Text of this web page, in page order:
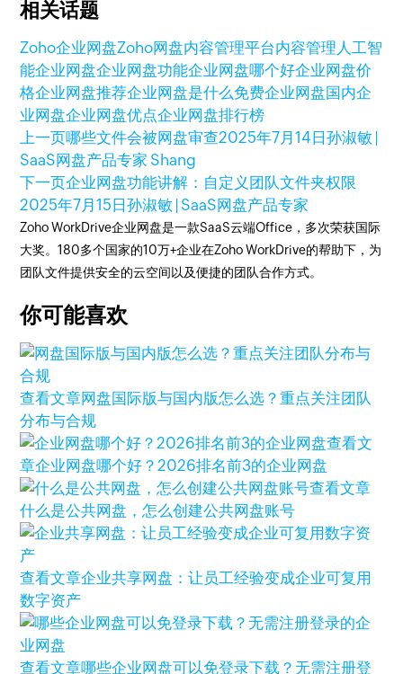
相关话题
Zoho企业网盘Zoho网盘内容管理平台内容管理 人工智
能企业网盘企业网盘功能企业网盘哪个好企业网盘价
格企业网盘推荐企业网盘是什么免费企业网盘国内企
业网盘企业网盘优点企业网盘排行榜
上一页哪些文件会被网盘审查2025年7月14日孙淑敏 |
SaaS网盘产品专家 Shang
下一页企业网盘功能讲解：自定义团队文件夹权限
2025年7月15日孙淑敏 | SaaS网盘产品专家
Zoho WorkDrive企业网盘是一款SaaS云端Office，多次荣获国际
大奖。180多个国家的10万+企业在Zoho WorkDrive的帮助下，为
团队文件提供安全的云空间以及便捷的团队合作方式。
你可能喜欢
查看文章网盘国际版与国内版怎么选？重点关注团队
分布与合规
查看文
章企业网盘哪个好？2026排名前3的企业网盘
查看文章
什么是公共网盘，怎么创建公共网盘账号
查看文章企业共享网盘：让员工经验变成企业可复用
数字资产
查看文章哪些企业网盘可以免登录下载？无需注册登